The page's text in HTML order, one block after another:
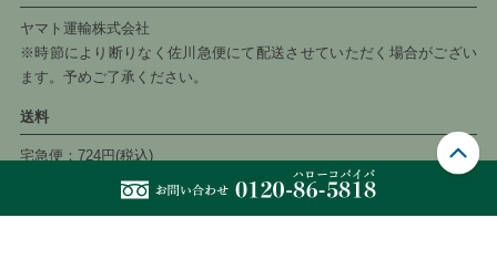
ヤマト運輸株式会社
※時節により断りなく佐川急便にて配送させていただく場合がござい
ます。予めご了承ください。
送料
宅急便：724円(税込)
6,600円以上のご注文で送料無料
お届け日時指定